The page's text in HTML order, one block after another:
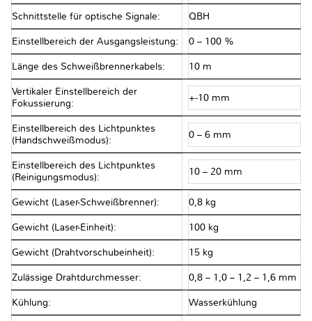
Schnittstelle für optische Signale: QBH
Einstellbereich der Ausgangsleistung: 0 – 100 %
Länge des Schweißbrennerkabels: 10 m
Vertikaler Einstellbereich der
Fokussierung:
+-10 mm
Einstellbereich des Lichtpunktes
(Handschweißmodus):
0 – 6 mm
Einstellbereich des Lichtpunktes
(Reinigungsmodus):
10 – 20 mm
Gewicht (Laser-Schweißbrenner): 0,8 kg
Gewicht (Laser-Einheit): 100 kg
Gewicht (Drahtvorschubeinheit): 15 kg
Zulässige Drahtdurchmesser: 0,8 – 1,0 – 1,2 – 1,6 mm
Kühlung: Wasserkühlung